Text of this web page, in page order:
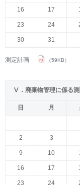
16 17
23 24
30 31
測定計画 （59KB）
Ⅴ．廃棄物管理に係る測
日 月
2 3
9 10
16 17
23 24